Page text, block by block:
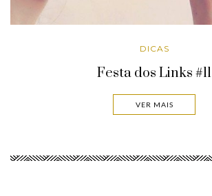
DICAS
Festa dos Links #11
VER MAIS